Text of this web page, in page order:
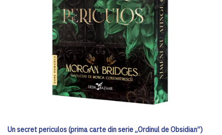
Un secret periculos (prima carte din serie „Ordinul de Obsidian”)